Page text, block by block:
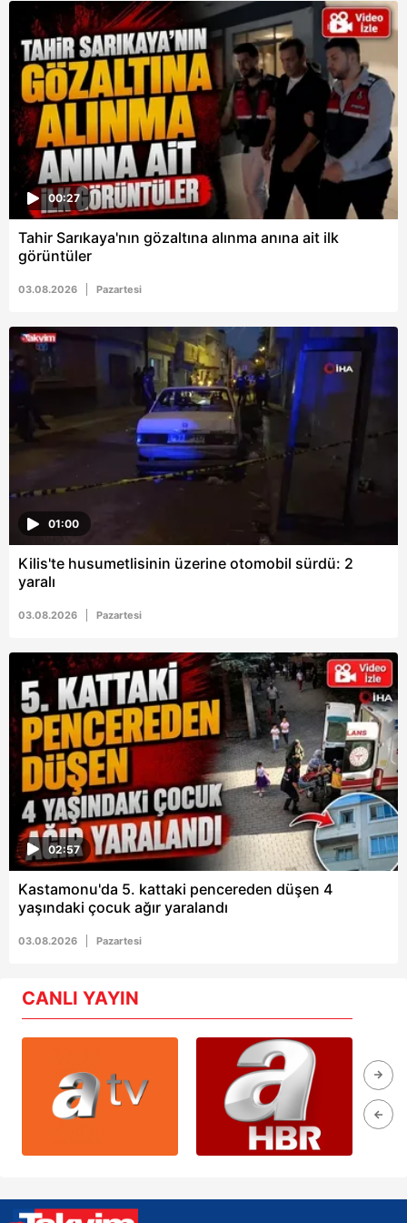
kılınması ve kişiselleştirilmesi ve sizlere yönelik
reklam/pazarlama faaliyetlerinin yapılması, amaçlarıyla
sınırlı olarak açık rızanız dahilinde kullanılacaktır.
Çerezlere ilişkin tercihlerinizi aşağıda yer alan panel
vasıtasıyla belirleyebilirsiniz. Çerezlere ilişkin detaylı bilgi
için Ayarlar butonuna tıklayabilir,Çerez Bilgilendirme
Metnimizi ziyaret edebilirsiniz.
6698 sayılı Kişisel Verilerin Korunması Kanunu uyarınca
ilgili mevzuata uygun olarak kullanılan çerezlerle ilgili bilgi
00:27
Tahir Sarıkaya'nın gözaltına alınma anına ait ilk
görüntüler
03.08.2026 Pazartesi
01:00
Kilis'te husumetlisinin üzerine otomobil sürdü: 2
yaralı
03.08.2026 Pazartesi
02:57
Kastamonu'da 5. kattaki pencereden düşen 4
yaşındaki çocuk ağır yaralandı
03.08.2026 Pazartesi
CANLI YAYIN